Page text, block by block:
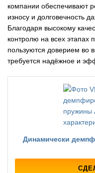
компании обеспечивают
износу и долговечность
Благодаря высокому
контролю на всех этапах
пользуются доверием во
требуется надёжное и
Динамически